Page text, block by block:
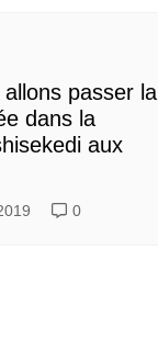
passer la
dans la
aux
0